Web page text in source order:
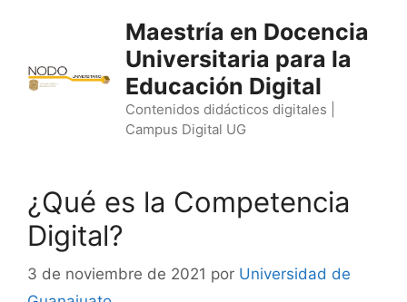
Maestría en Docencia
Universitaria para la
Educación Digital
Contenidos didácticos digitales |
Campus Digital UG
¿Qué es la Competencia
Digital?
3 de noviembre de 2021 por Universidad de